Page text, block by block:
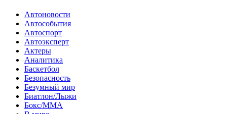
Автоновости
Автособытия
Автоспорт
Автоэксперт
Актеры
Аналитика
Баскетбол
Безопасность
Безумный мир
Биатлон/Лыжи
Бокс/MMA